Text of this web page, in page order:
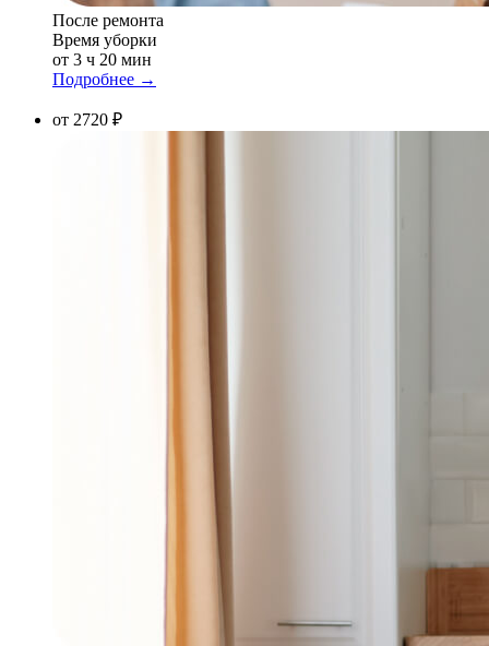
После ремонта
Время уборки
от 3 ч 20 мин
Подробнее →
от 2720 ₽